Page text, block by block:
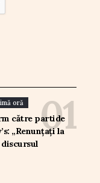
oră
către partide
„Renunțați la